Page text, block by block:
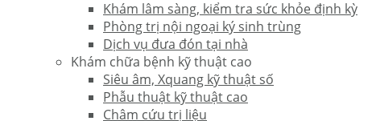
Khám lâm sàng, kiểm tra sức khỏe định kỳ
Phòng trị nội ngoại ký sinh trùng
Dịch vụ đưa đón tại nhà
Khám chữa bệnh kỹ thuật cao
Siêu âm, Xquang kỹ thuật số
Phẫu thuật kỹ thuật cao
Châm cứu trị liệu